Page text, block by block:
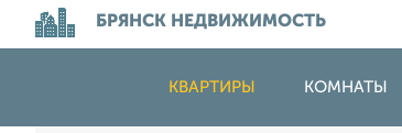
БРЯНСК НЕДВИЖИМОСТЬ
КВАРТИРЫ КОМНАТЫ